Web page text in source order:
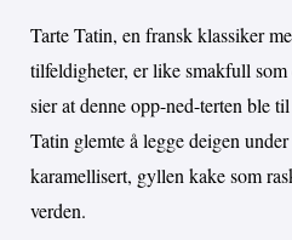
Tarte Tatin, en fransk klassiker
tilfeldigheter, er like smakfull
sier at denne opp-ned-terten ble
Tatin glemte å legge deigen
karamellisert, gyllen kake som
verden.